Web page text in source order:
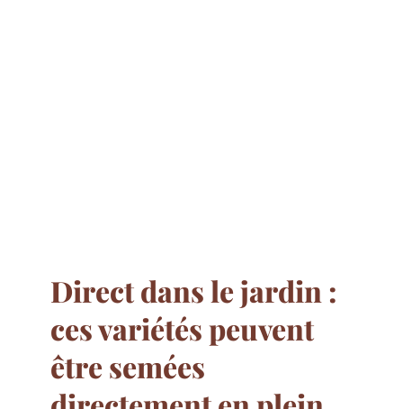
Direct dans le jardin :
ces variétés peuvent
être semées